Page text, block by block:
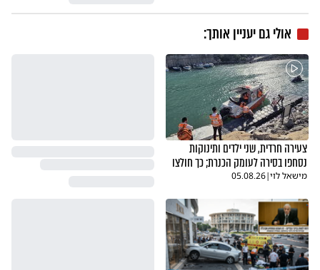
אולי גם יעניין אותך:
צעירה חרדית, שני ילדים ותינוקות
נסחפו בסירה לעומק הכנרת; כך חולצו
מישאל לוי|
05.08.26